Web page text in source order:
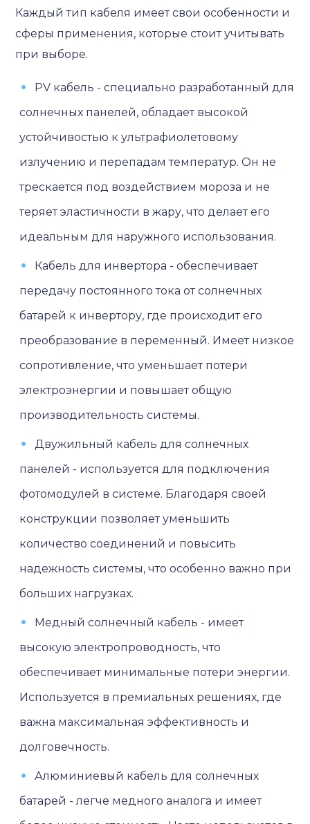
Каждый тип кабеля имеет свои особенности и
сферы применения, которые стоит учитывать
при выборе.
PV кабель - специально разработанный для
солнечных панелей, обладает высокой
устойчивостью к ультрафиолетовому
излучению и перепадам температур. Он не
трескается под воздействием мороза и не
теряет эластичности в жару, что делает его
идеальным для наружного использования.
Кабель для инвертора - обеспечивает
передачу постоянного тока от солнечных
батарей к инвертору, где происходит его
преобразование в переменный. Имеет низкое
сопротивление, что уменьшает потери
электроэнергии и повышает общую
производительность системы.
Двужильный кабель для солнечных
панелей - используется для подключения
фотомодулей в системе. Благодаря своей
конструкции позволяет уменьшить
количество соединений и повысить
надежность системы, что особенно важно при
больших нагрузках.
Медный солнечный кабель - имеет
высокую электропроводность, что
обеспечивает минимальные потери энергии.
Используется в премиальных решениях, где
важна максимальная эффективность и
долговечность.
Алюминиевый кабель для солнечных
батарей - легче медного аналога и имеет